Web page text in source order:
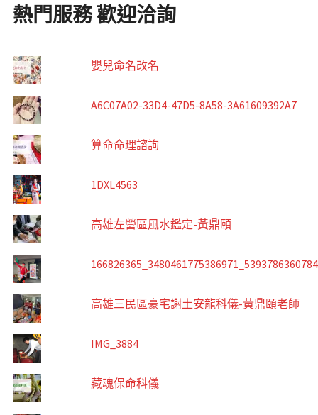
熱門服務 歡迎洽詢
嬰兒命名改名
A6C07A02-33D4-47D5-8A58-3A61609392A7
算命命理諮詢
1DXL4563
高雄左營區風水鑑定-黃鼎頤
高雄三民區豪宅謝土安龍科儀-黃鼎頤老師
IMG_3884
藏魂保命科儀